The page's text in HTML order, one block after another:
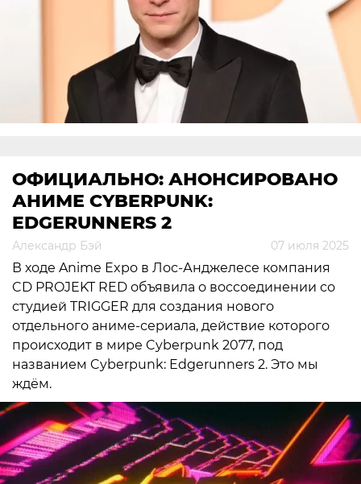
ОФИЦИАЛЬНО: АНОНСИРОВАНО
АНИМЕ CYBERPUNK:
EDGERUNNERS 2
Александр Бэй 07 июля 2025
В ходе Anime Expo в Лос-Анджелесе компания
CD PROJEKT RED объявила о воссоединении со
студией TRIGGER для создания нового
отдельного аниме-сериала, действие которого
происходит в мире Cyberpunk 2077, под
названием Cyberpunk: Edgerunners 2. Это мы
ждём.